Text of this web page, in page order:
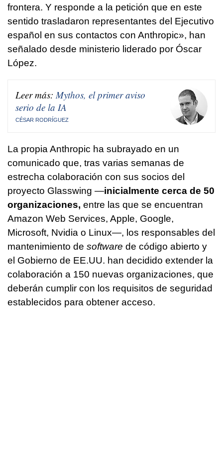
frontera. Y responde a la petición que en este
sentido trasladaron representantes del Ejecutivo
español en sus contactos con Anthropic», han
señalado desde ministerio liderado por Óscar
López.
Leer más: Mythos, el primer aviso
serio de la IA
CÉSAR RODRÍGUEZ
La propia Anthropic ha subrayado en un
comunicado que, tras varias semanas de
estrecha colaboración con sus socios del
proyecto Glasswing —inicialmente cerca de 50
organizaciones, entre las que se encuentran
Amazon Web Services, Apple, Google,
Microsoft, Nvidia o Linux—, los responsables del
mantenimiento de software de código abierto y
el Gobierno de EE.UU. han decidido extender la
colaboración a 150 nuevas organizaciones, que
deberán cumplir con los requisitos de seguridad
establecidos para obtener acceso.